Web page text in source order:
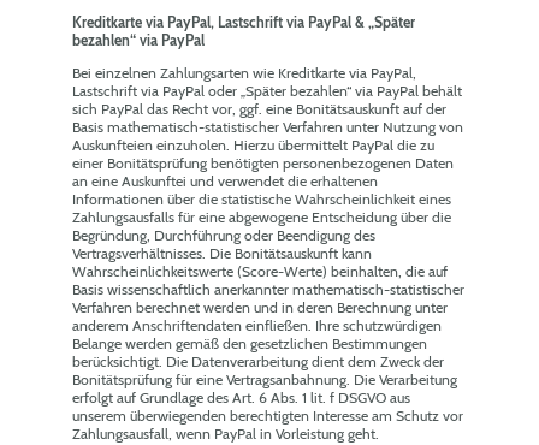
Kreditkarte via PayPal, Lastschrift via PayPal & „Später
bezahlen“ via PayPal
Bei einzelnen Zahlungsarten wie Kreditkarte via PayPal,
Lastschrift via PayPal oder „Später bezahlen“ via PayPal behält
sich PayPal das Recht vor, ggf. eine Bonitätsauskunft auf der
Basis mathematisch-statistischer Verfahren unter Nutzung von
Auskunfteien einzuholen. Hierzu übermittelt PayPal die zu
einer Bonitätsprüfung benötigten personenbezogenen Daten
an eine Auskunftei und verwendet die erhaltenen
Informationen über die statistische Wahrscheinlichkeit eines
Zahlungsausfalls für eine abgewogene Entscheidung über die
Begründung, Durchführung oder Beendigung des
Vertragsverhältnisses. Die Bonitätsauskunft kann
Wahrscheinlichkeitswerte (Score-Werte) beinhalten, die auf
Basis wissenschaftlich anerkannter mathematisch-statistischer
Verfahren berechnet werden und in deren Berechnung unter
anderem Anschriftendaten einfließen. Ihre schutzwürdigen
Belange werden gemäß den gesetzlichen Bestimmungen
berücksichtigt. Die Datenverarbeitung dient dem Zweck der
Bonitätsprüfung für eine Vertragsanbahnung. Die Verarbeitung
erfolgt auf Grundlage des Art. 6 Abs. 1 lit. f DSGVO aus
unserem überwiegenden berechtigten Interesse am Schutz vor
Zahlungsausfall, wenn PayPal in Vorleistung geht.